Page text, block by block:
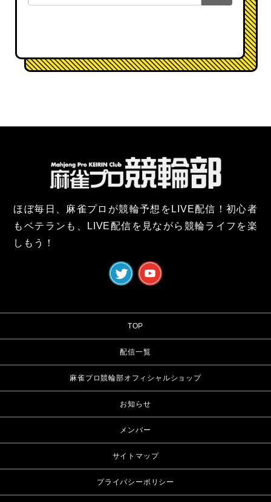
ほぼ毎日、麻雀プロが競輪予想をLIVE配信！初心者
もベテランも、LIVE配信を見ながら競輪ライフを楽
しもう！
TOP
配信一覧
麻雀プロ競輪部オフィシャルショップ
お知らせ
メンバー
サイトマップ
プライバシーポリシー